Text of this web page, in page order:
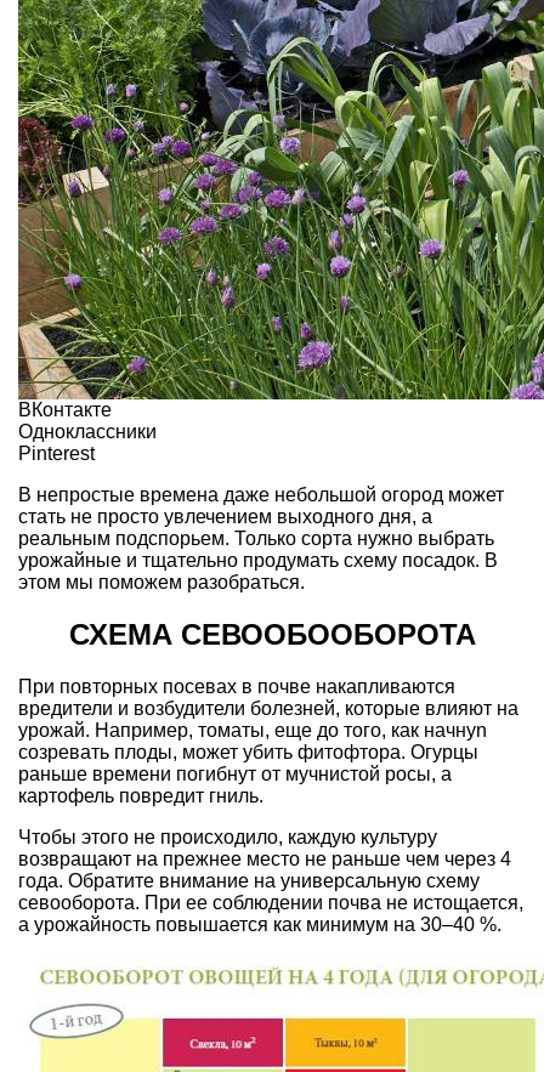
ВКонтакте
Одноклассники
Pinterest
В непростые времена даже небольшой огород может
стать не просто увлечением выходного дня, а
реальным подспорьем. Только сорта нужно выбрать
урожайные и тщательно продумать схему посадок. В
этом мы поможем разобраться.
СХЕМА СЕВООБООБОРОТА
При повторных посевах в почве накапливаются
вредители и возбудители болезней, которые влияют на
урожай. Например, томаты, еще до того, как начнуn
созревать плоды, может убить фитофтора. Огурцы
раньше времени погибнут от мучнистой росы, а
картофель повредит гниль.
Чтобы этого не происходило, каждую культуру
возвращают на прежнее место не раньше чем через 4
года. Обратите внимание на универсальную схему
севооборота. При ее соблюдении почва не истощается,
а урожайность повышается как минимум на 30–40 %.